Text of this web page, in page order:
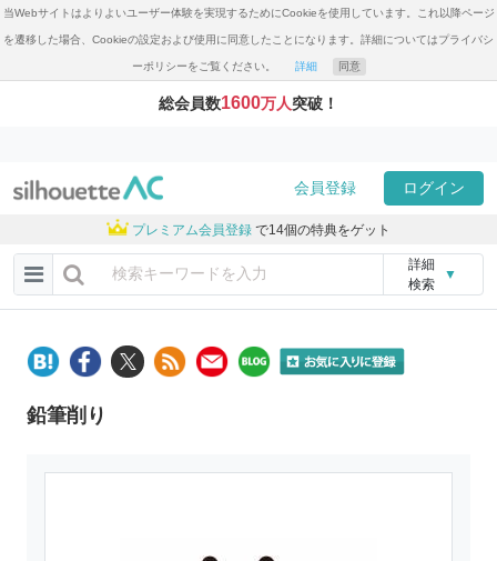
当Webサイトはよりよいユーザー体験を実現するためにCookieを使用しています。これ以降ページ
を遷移した場合、Cookieの設定および使用に同意したことになります。詳細についてはプライバシ
ーポリシーをご覧ください。 詳細 同意
総会員数1600万人突破！
会員登録 ログイン
プレミアム会員登録 で14個の特典をゲット
詳細
検索
▼
鉛筆削り